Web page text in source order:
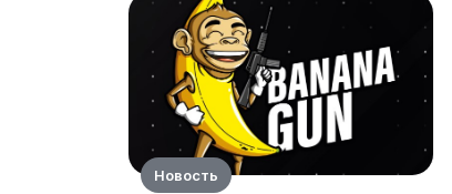
Новость